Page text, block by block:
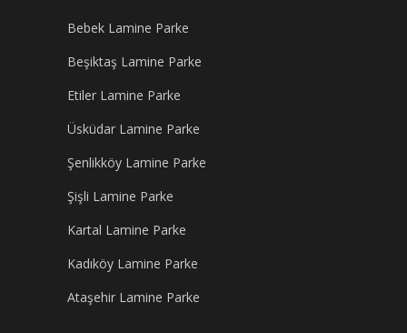
Bebek Lamine Parke
Beşiktaş Lamine Parke
Etiler Lamine Parke
Üsküdar Lamine Parke
Şenlikköy Lamine Parke
Şişli Lamine Parke
Kartal Lamine Parke
Kadıköy Lamine Parke
Ataşehir Lamine Parke